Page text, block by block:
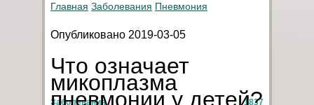
Главная Заболевания Пневмония
Опубликовано 2019-03-05
Что означает
микоплазма
пневмонии у детей?
Заболевания 1837